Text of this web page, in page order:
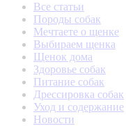
Все статьи
Породы собак
Мечтаете о щенке
Выбираем щенка
Щенок дома
Здоровье собак
Питание собак
Дрессировка собак
Уход и содержание
Новости